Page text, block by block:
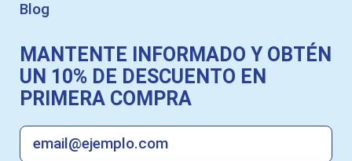
Blog
MANTENTE INFORMADO Y OBTÉN
UN 10% DE DESCUENTO EN
PRIMERA COMPRA